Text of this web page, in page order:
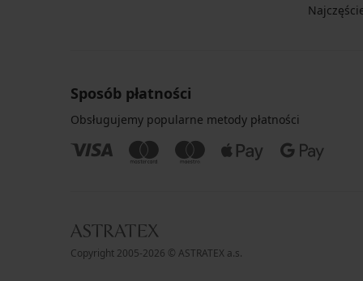
Sposób płatności
Obsługujemy popularne metody płatności
Copyright 2005-2026 © ASTRATEX a.s.